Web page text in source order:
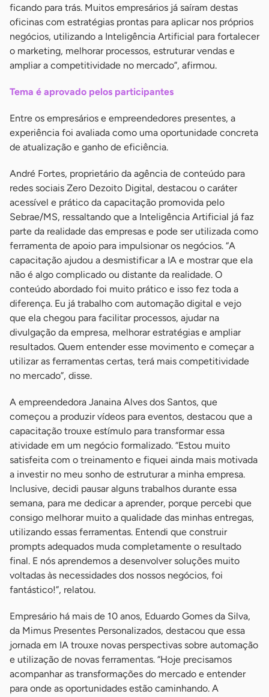
ficando para trás. Muitos empresários já saíram destas
oficinas com estratégias prontas para aplicar nos próprios
negócios, utilizando a Inteligência Artificial para fortalecer
o marketing, melhorar processos, estruturar vendas e
ampliar a competitividade no mercado”, afirmou.
Tema é aprovado pelos participantes
Entre os empresários e empreendedores presentes, a
experiência foi avaliada como uma oportunidade concreta
de atualização e ganho de eficiência.
André Fortes, proprietário da agência de conteúdo para
redes sociais Zero Dezoito Digital, destacou o caráter
acessível e prático da capacitação promovida pelo
Sebrae/MS, ressaltando que a Inteligência Artificial já faz
parte da realidade das empresas e pode ser utilizada como
ferramenta de apoio para impulsionar os negócios. “A
capacitação ajudou a desmistificar a IA e mostrar que ela
não é algo complicado ou distante da realidade. O
conteúdo abordado foi muito prático e isso fez toda a
diferença. Eu já trabalho com automação digital e vejo
que ela chegou para facilitar processos, ajudar na
divulgação da empresa, melhorar estratégias e ampliar
resultados. Quem entender esse movimento e começar a
utilizar as ferramentas certas, terá mais competitividade
no mercado”, disse.
A empreendedora Janaina Alves dos Santos, que
começou a produzir vídeos para eventos, destacou que a
capacitação trouxe estímulo para transformar essa
atividade em um negócio formalizado. “Estou muito
satisfeita com o treinamento e fiquei ainda mais motivada
a investir no meu sonho de estruturar a minha empresa.
Inclusive, decidi pausar alguns trabalhos durante essa
semana, para me dedicar a aprender, porque percebi que
consigo melhorar muito a qualidade das minhas entregas,
utilizando essas ferramentas. Entendi que construir
prompts adequados muda completamente o resultado
final. E nós aprendemos a desenvolver soluções muito
voltadas às necessidades dos nossos negócios, foi
fantástico!”, relatou.
Empresário há mais de 10 anos, Eduardo Gomes da Silva,
da Mimus Presentes Personalizados, destacou que essa
jornada em IA trouxe novas perspectivas sobre automação
e utilização de novas ferramentas. “Hoje precisamos
acompanhar as transformações do mercado e entender
para onde as oportunidades estão caminhando. A